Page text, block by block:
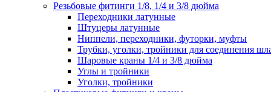
Резьбовые фитинги 1/8, 1/4 и 3/8 дюйма
Переходники латунные
Штуцеры латунные
Ниппели, переходники, футорки, муфты
Трубки, уголки, тройники для соединения
Шаровые краны 1/4 и 3/8 дюйма
Углы и тройники
Уголки, тройники